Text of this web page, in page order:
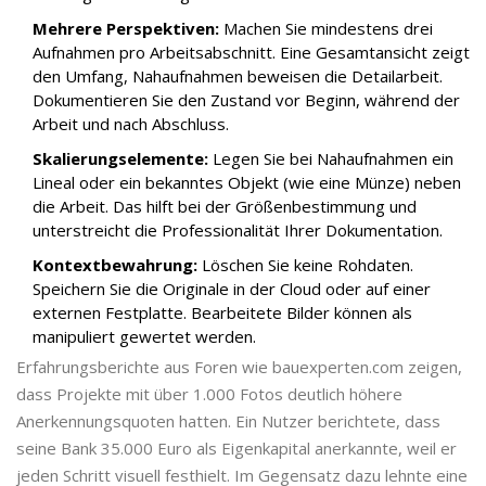
Mehrere Perspektiven: Machen Sie mindestens drei
Aufnahmen pro Arbeitsabschnitt. Eine Gesamtansicht zeigt
den Umfang, Nahaufnahmen beweisen die Detailarbeit.
Dokumentieren Sie den Zustand vor Beginn, während der
Arbeit und nach Abschluss.
Skalierungselemente: Legen Sie bei Nahaufnahmen ein
Lineal oder ein bekanntes Objekt (wie eine Münze) neben
die Arbeit. Das hilft bei der Größenbestimmung und
unterstreicht die Professionalität Ihrer Dokumentation.
Kontextbewahrung: Löschen Sie keine Rohdaten.
Speichern Sie die Originale in der Cloud oder auf einer
externen Festplatte. Bearbeitete Bilder können als
manipuliert gewertet werden.
Erfahrungsberichte aus Foren wie bauexperten.com zeigen,
dass Projekte mit über 1.000 Fotos deutlich höhere
Anerkennungsquoten hatten. Ein Nutzer berichtete, dass
seine Bank 35.000 Euro als Eigenkapital anerkannte, weil er
jeden Schritt visuell festhielt. Im Gegensatz dazu lehnte eine